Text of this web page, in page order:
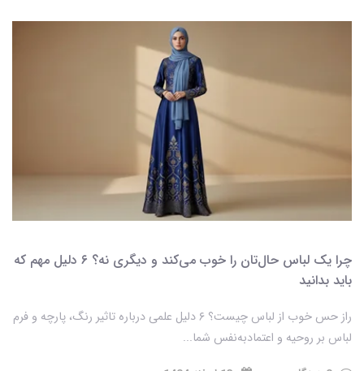
چرا یک لباس حال‌تان را خوب می‌کند و دیگری نه؟ ۶ دلیل مهم که
باید بدانید
راز حس خوب از لباس چیست؟ ۶ دلیل علمی درباره تاثیر رنگ، پارچه و فرم
لباس بر روحیه و اعتمادبه‌نفس شما...